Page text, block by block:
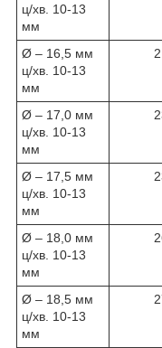
ц/хв. 10-13
мм
Ø – 16,5 мм
ц/хв. 10-13
мм
Ø – 17,0 мм
ц/хв. 10-13
мм
Ø – 17,5 мм
ц/хв. 10-13
мм
Ø – 18,0 мм
ц/хв. 10-13
мм
Ø – 18,5 мм
ц/хв. 10-13
мм